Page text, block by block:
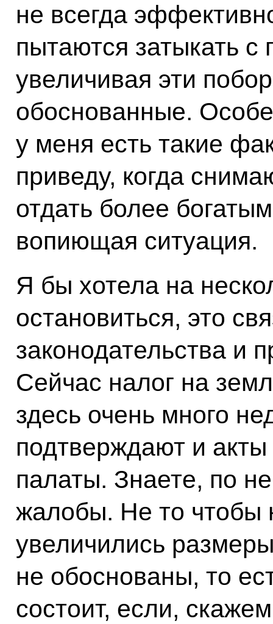
не всегда
пытаются затыкать
увеличивая эти
обоснованные.
у меня есть такие
приведу, когда
отдать более
вопиющая ситуация.
Я бы хотела на
остановиться, это
законодательства и
Сейчас налог на
здесь очень много
подтверждают и
палаты. Знаете, по
жалобы. Не то чтобы
увеличились
не обоснованы, то
состоит, если,